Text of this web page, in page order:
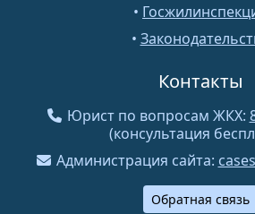
•
•
Контакты
Юрист по вопросам ЖКХ:
(консультация
Администрация сайта:
Обратная связь